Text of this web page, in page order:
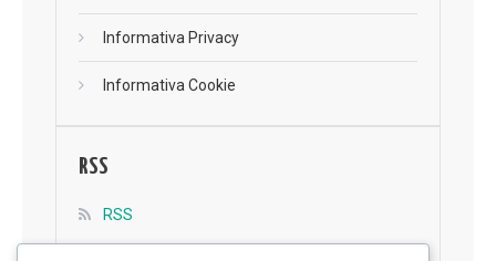
Informativa Privacy
Informativa Cookie
RSS
RSS